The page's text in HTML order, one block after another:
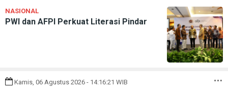
NASIONAL
PWI dan AFPI Perkuat Literasi Pindar
Kamis, 06 Agustus 2026 - 14:16:21 WIB